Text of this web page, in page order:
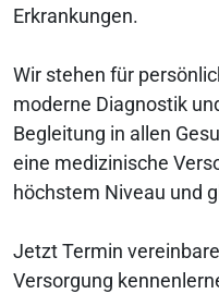
Erkrankungen.
Wir stehen für
moderne Diagnostik
Begleitung in allen
eine medizinische
höchstem Niveau und
Jetzt Termin
Versorgung